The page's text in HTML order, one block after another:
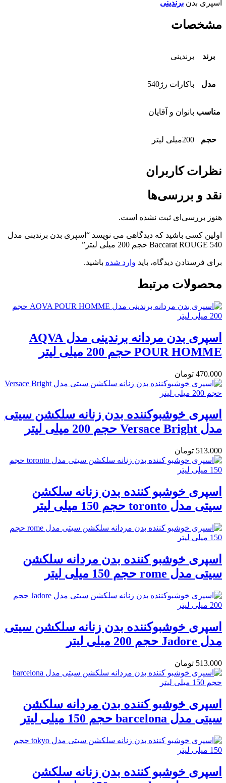
اسپری بدن برندینی
مشخصات
برند برندینی
مدل باکارات رژ540
مناسب بانوان و آقایان
حجم 200میلی لیتر
نظرات کاربران
نقد و بررسی‌ها
هنوز بررسی‌ای ثبت نشده است.
اولین کسی باشید که دیدگاهی می نویسد “اسپری بدن برندینی مدل
Baccarat ROUGE 540 حجم 200 میلی لیتر”
برای فرستادن دیدگاه، باید وارد شده باشید.
محصولات مرتبط
اسپری بدن مردانه برندینی مدل AQVA
POUR HOMME حجم 200 میلی لیتر
470.000 تومان
اسپری خوشبوکننده بدن زنانه سلکشن سیتی
مدل Versace Bright حجم 200 میلی لیتر
513.000 تومان
اسپری خوشبو کننده بدن زنانه سلکشن
سیتی مدل toronto حجم 150 میلی لیتر
اسپری خوشبو کننده بدن مردانه سلکشن
سیتی مدل rome حجم 150 میلی لیتر
اسپری خوشبوکننده بدن زنانه سلکشن سیتی
مدل Jadore حجم 200 میلی لیتر
513.000 تومان
اسپری خوشبو کننده بدن مردانه سلکشن
سیتی مدل barcelona حجم 150 میلی لیتر
اسپری خوشبو کننده بدن زنانه سلکشن